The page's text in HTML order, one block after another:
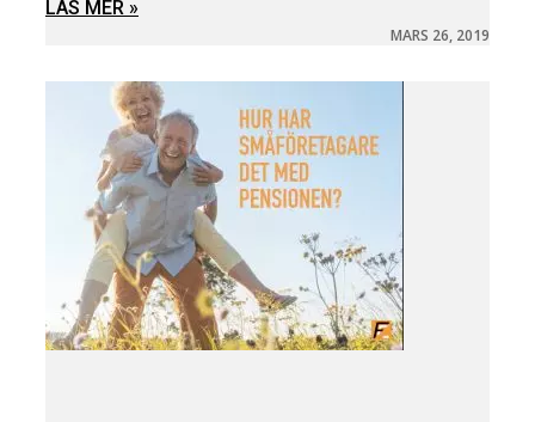
LÄS MER »
MARS 26, 2019